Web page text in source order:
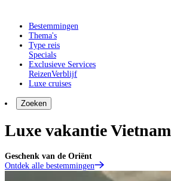
Bestemmingen
Thema's
Type reis
Specials
Exclusieve Services
ReizenVerblijf
Luxe cruises
Zoeken
Luxe vakantie Vietnam
Geschenk van de Oriënt
Ontdek alle bestemmingen